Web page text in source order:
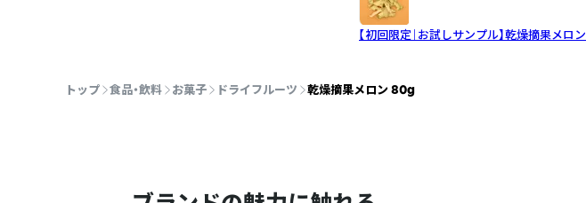
【初回限定｜お試しサンプル】乾燥摘果メロン
トップ 食品・飲料 お菓子 ドライフルーツ 乾燥摘果メロン 80g